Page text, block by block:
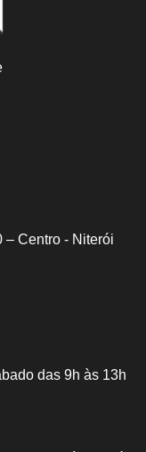
– Centro - Niterói
das 9h às 13h